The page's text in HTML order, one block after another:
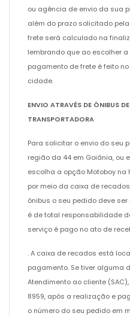
ou agência de envio da sua
além do prazo solicitado
frete será calculado na
lembrando que ao escolher
pagamento de frete é feito
cidade.
ENVIO ATRAVÉS DE ÔNIBUS
TRANSPORTADORA
Para solicitar o envio do seu
região da 44 em Goiânia, ou
escolha a opção Motoboy
por meio da caixa de
ônibus o seu pedido deve
é de total responsabilidade
serviço é pago no ato de
. A caixa de recados está
pagamento. Se tiver alguma
Atendimento ao cliente
8959, após a realização e
o número do seu pedido em